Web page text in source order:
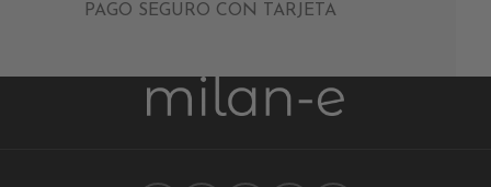
PAGO SEGURO CON TARJETA